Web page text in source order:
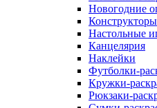
Новогодние
Конструкторы
Настольные
Канцелярия
Наклейки
Футболки-
Кружки-
Рюкзаки-